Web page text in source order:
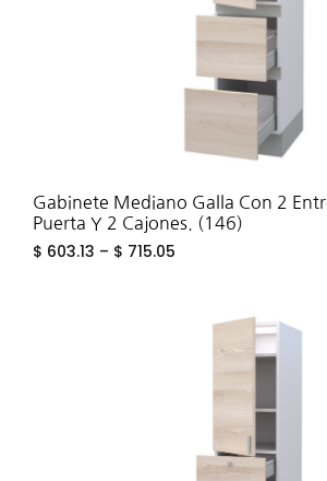
Gabinete Mediano Galla Con 2
Puerta Y 2 Cajones. (146)
$ 603.13 – $ 715.05